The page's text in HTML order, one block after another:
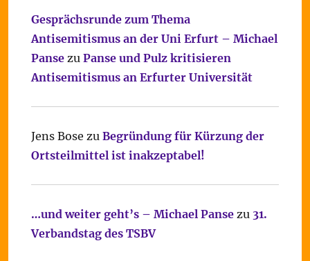
Gesprächsrunde zum Thema
Antisemitismus an der Uni Erfurt – Michael
Pansezu Panse und Pulz kritisieren
Antisemitismus an Erfurter Universität
Jens Bose zu Begründung für Kürzung der
Ortsteilmittel ist inakzeptabel!
…und weiter geht’s – Michael Pansezu 31.
Verbandstag des TSBV